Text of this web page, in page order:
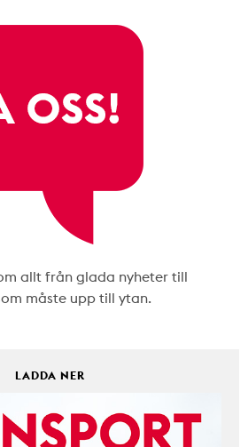
allt från glada nyheter till
måste upp till ytan.
LADDA NER